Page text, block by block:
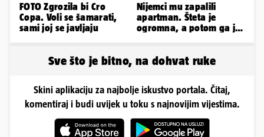
FOTO Zgrozila bi Cro
Copa. Voli se šamarati,
sami joj se javljaju
Nijemci mu zapalili
apartman. Šteta je
ogromna, a potom ga je
Sve što je bitno, na dohvat ruke
Skini aplikaciju za najbolje iskustvo portala. Čitaj,
komentiraj i budi uvijek u toku s najnovijim vijestima.